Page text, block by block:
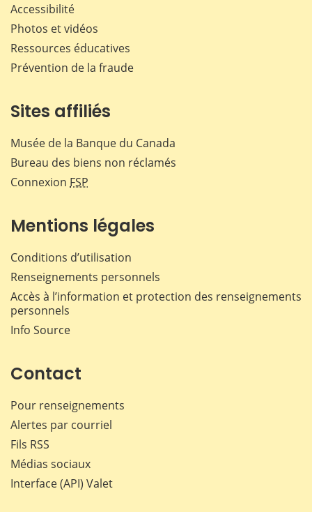
Accessibilité
Photos et vidéos
Ressources éducatives
Prévention de la fraude
Sites affiliés
Musée de la Banque du Canada
Bureau des biens non réclamés
Connexion FSP
Mentions légales
Conditions d’utilisation
Renseignements personnels
Accès à l’information et protection des renseignements
personnels
Info Source
Contact
Pour renseignements
Alertes par courriel
Fils RSS
Médias sociaux
Interface (API) Valet